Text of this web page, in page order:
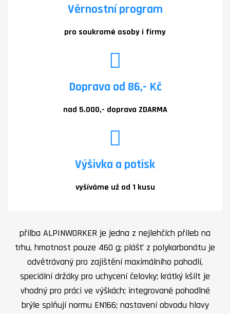
Věrnostní program
pro soukromé osoby i firmy
Doprava od 86,- Kč
nad 5.000,- doprava ZDARMA
Výšivka a potisk
vyšíváme už od 1 kusu
přilba ALPINWORKER je jedna z nejlehčích přileb na
trhu, hmotnost pouze 460 g; plášť z polykarbonátu je
odvětrávaný pro zajištění maximálního pohodlí,
speciální držáky pro uchycení čelovky; krátký kšilt je
vhodný pro práci ve výškách; integrované pohodlné
brýle splňují normu EN166; nastavení obvodu hlavy